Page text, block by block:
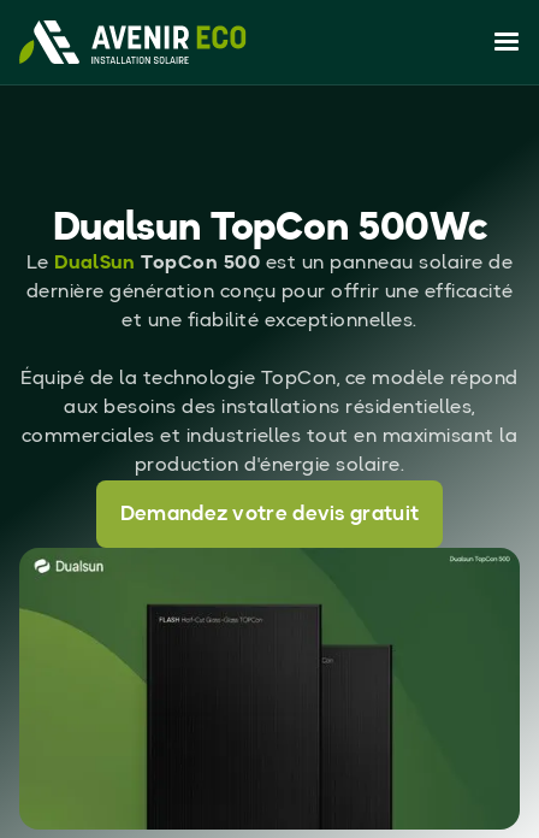
Dualsun TopCon 500Wc
Le DualSun TopCon 500 est un panneau solaire de
dernière génération conçu pour offrir une efficacité
et une fiabilité exceptionnelles.
Équipé de la technologie TopCon, ce modèle répond
aux besoins des installations résidentielles,
commerciales et industrielles tout en maximisant la
production d'énergie solaire.
Demandez votre devis gratuit